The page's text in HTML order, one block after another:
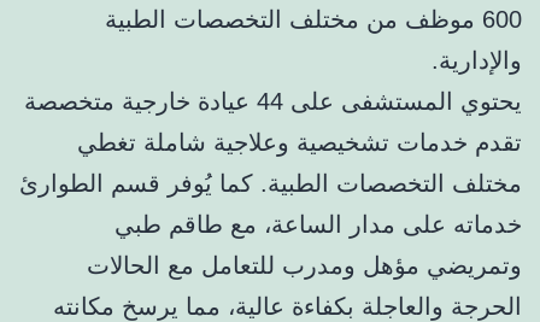
600 موظف من مختلف التخصصات الطبية
والإدارية.
يحتوي المستشفى على 44 عيادة خارجية متخصصة
تقدم خدمات تشخيصية وعلاجية شاملة تغطي
مختلف التخصصات الطبية. كما يُوفر قسم الطوارئ
خدماته على مدار الساعة، مع طاقم طبي
وتمريضي مؤهل ومدرب للتعامل مع الحالات
الحرجة والعاجلة بكفاءة عالية، مما يرسخ مكانته